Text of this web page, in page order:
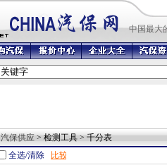
中国最大
汽保供应 > 检测工具 > 千分表
全选/清除